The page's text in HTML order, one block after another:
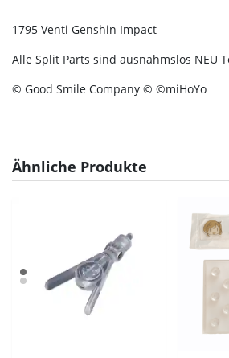
1795 Venti Genshin Impact
Alle Split Parts sind ausnahmslos NEU
© Good Smile Company © ©miHoYo
Ähnliche Produkte